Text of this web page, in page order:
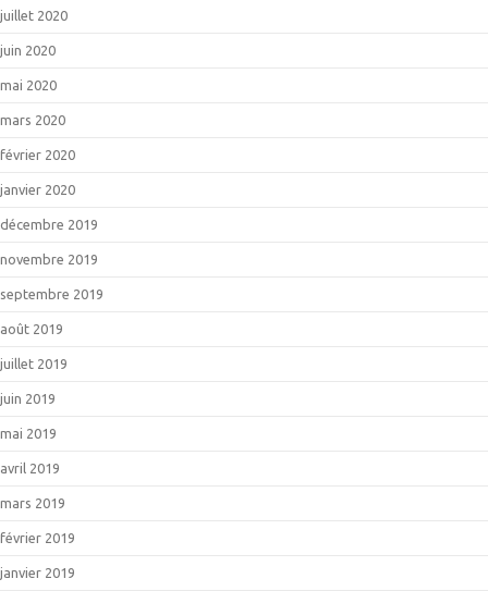
juillet 2020
juin 2020
mai 2020
mars 2020
février 2020
janvier 2020
décembre 2019
novembre 2019
septembre 2019
août 2019
juillet 2019
juin 2019
mai 2019
avril 2019
mars 2019
février 2019
janvier 2019